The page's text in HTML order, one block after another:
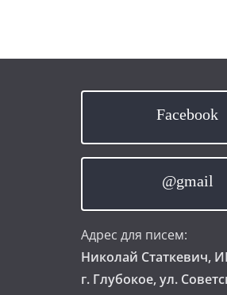
Facebook
@gmail
Адрес для писем:
Николай Статкевич,
г. Глубокое, ул.